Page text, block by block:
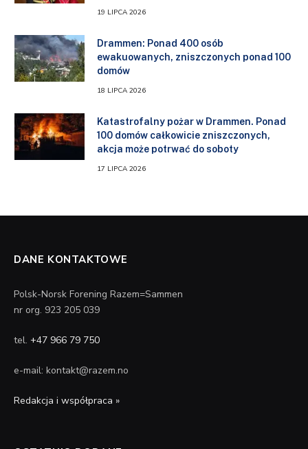
19 LIPCA 2026
Drammen: Ponad 400 osób
ewakuowanych, zniszczonych ponad 100
domów
18 LIPCA 2026
Katastrofalny pożar w Drammen. Ponad
100 domów całkowicie zniszczonych,
akcja może potrwać do soboty
17 LIPCA 2026
DANE KONTAKTOWE
Polsk-Norsk Forening Razem=Sammen
nr org. 923 205 039
tel. +47 966 79 750
e-mail: kontakt@razem.no
Redakcja i współpraca »